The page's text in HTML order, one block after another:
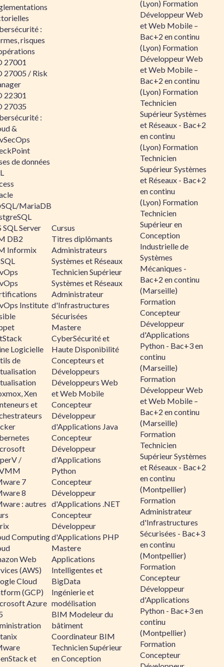
:
risques
27001
27005 / Risk
22301
27035
:
&
de données
MariaDB
SQL Server
DB2
Informix
Institute
Logicielle
de
Xen
et
/
7
8
: autres
Computing
Web
(AWS)
Cloud
(GCP)
Azure
et
Cursus
Titres diplômants
Administrateurs
Systèmes et Réseaux
Technicien Supérieur
Systèmes et Réseaux
Administrateur
d'Infrastructures
Sécurisées
Mastere
CyberSécurité et
Haute Disponibilité
Concepteurs et
Développeurs
Développeurs Web
et Web Mobile
Concepteur
Développeur
d'Applications Java
Concepteur
Développeur
d'Applications
Python
Concepteur
Développeur
d'Applications .NET
Concepteur
Développeur
d'Applications PHP
Mastere
Applications
Intelligentes et
BigData
Ingénierie et
modélisation
BIM Modeleur du
bâtiment
Coordinateur BIM
Technicien Supérieur
en Conception
(Lyon) Formation
Développeur Web
et Web Mobile –
Bac+2 en continu
(Lyon) Formation
Développeur Web
et Web Mobile –
Bac+2 en continu
(Lyon) Formation
Technicien
Supérieur Systèmes
et Réseaux - Bac+2
en continu
(Lyon) Formation
Technicien
Supérieur Systèmes
et Réseaux - Bac+2
en continu
(Lyon) Formation
Technicien
Supérieur en
Conception
Industrielle de
Systèmes
Mécaniques -
Bac+2 en continu
(Marseille)
Formation
Concepteur
Développeur
d'Applications
Python - Bac+3 en
continu
(Marseille)
Formation
Développeur Web
et Web Mobile –
Bac+2 en continu
(Marseille)
Formation
Technicien
Supérieur Systèmes
et Réseaux - Bac+2
en continu
(Montpellier)
Formation
Administrateur
d'Infrastructures
Sécurisées - Bac+3
en continu
(Montpellier)
Formation
Concepteur
Développeur
d'Applications
Python - Bac+3 en
continu
(Montpellier)
Formation
Concepteur